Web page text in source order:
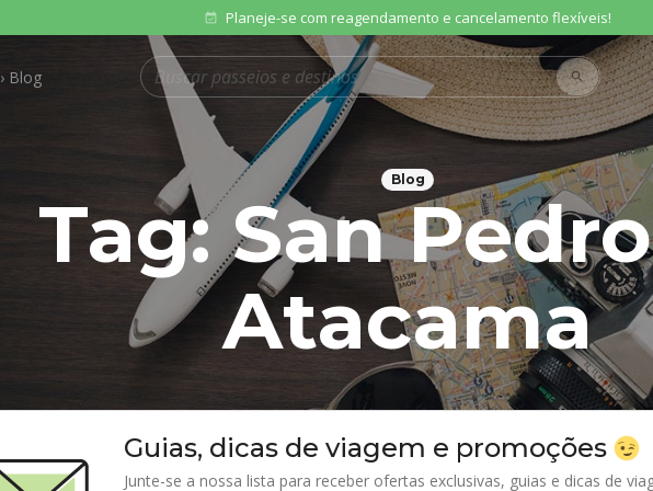
event_available Planeje-se com reagendamento e cancelamento flexíveis!
› Blog Pesquisar produtos search
Blog
Tag:San
Atacama
Guias, dicas de viagem e promoções
Junte-se a nossa lista para receber ofertas exclusivas, guias e dicas de